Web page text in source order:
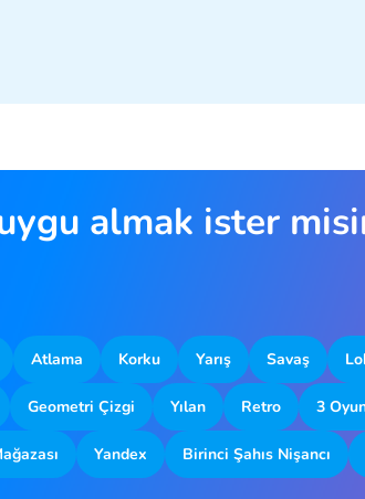
almak ister
Atlama Korku Yarış Savaş
Geometri Çizgi Yılan Retro 3
Yandex Birinci Şahıs Nişancı